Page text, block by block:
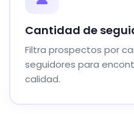
Cantidad de
Filtra prospectos por
seguidores para
calidad.